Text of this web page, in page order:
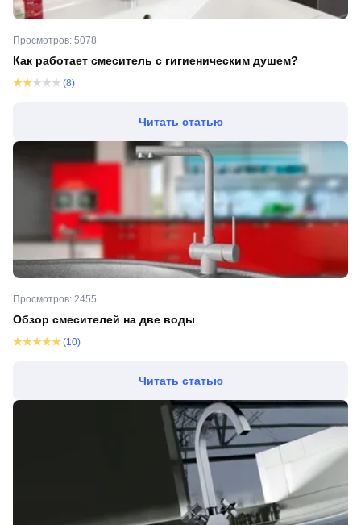
Просмотров: 5078
Как работает смеситель с гигиеническим душем?
(8)
Читать статью
Просмотров: 2455
Обзор смесителей на две воды
(10)
Читать статью